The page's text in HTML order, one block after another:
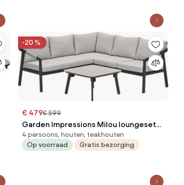
-20 %
€ 479€ 599
Garden Impressions Milou loungeset
hoek 4-delig - donker grijs
4 persoons, houten, teakhouten
Op voorraad
Gratis bezorging